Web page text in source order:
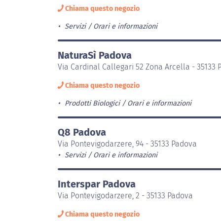
Chiama questo negozio
Servizi Orari e informazioni
NaturaSì Padova
Via Cardinal Callegari 52 Zona Arcella - 35133
Chiama questo negozio
Prodotti Biologici Orari e informazioni
Q8 Padova
Via Pontevigodarzere, 94 - 35133 Padova
Servizi Orari e informazioni
Interspar Padova
Via Pontevigodarzere, 2 - 35133 Padova
Chiama questo negozio